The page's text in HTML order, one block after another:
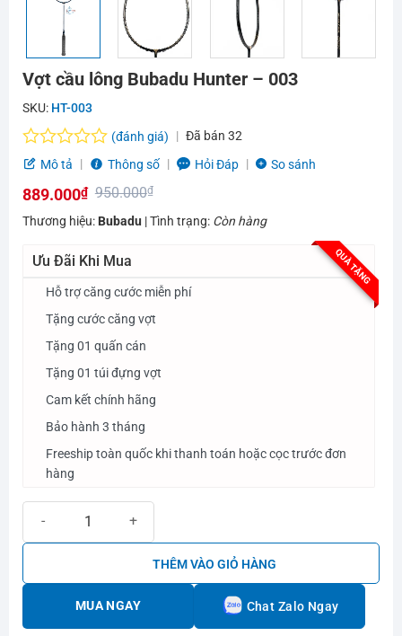
Vợt cầu lông Bubadu Hunter – 003
SKU: HT-003
Được
hạng
0.0
5
(đánh giá) Đã bán 32
Mô tả
Thông số Hỏi Đáp So sánh
950.000₫
Giá
là:
950.000₫.
889.000₫
Giá
tại
889.000₫.
Thương hiệu: Bubadu | Tình trạng: Còn hàng
QUÀ TẶNG
Ưu Đãi Khi Mua
Hỗ trợ căng cước miễn phí
Tặng cước căng vợt
Tặng 01 quấn cán
Tặng 01 túi đựng vợt
Cam kết chính hãng
Bảo hành 3 tháng
Freeship toàn quốc khi thanh toán hoặc cọc trước đơn
hàng
THÊM VÀO GIỎ HÀNG
MUA NGAY Chat Zalo Ngay